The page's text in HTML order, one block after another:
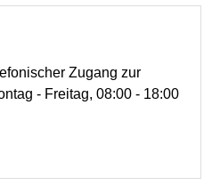
Zugang zur
- Freitag, 08:00 - 18:00